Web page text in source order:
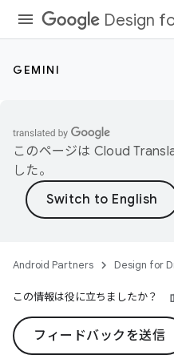
Design
GEMINI
このページは Cloud
した。
Android Partners Design for
この情報は役に立ちましたか？
フィードバックを送信